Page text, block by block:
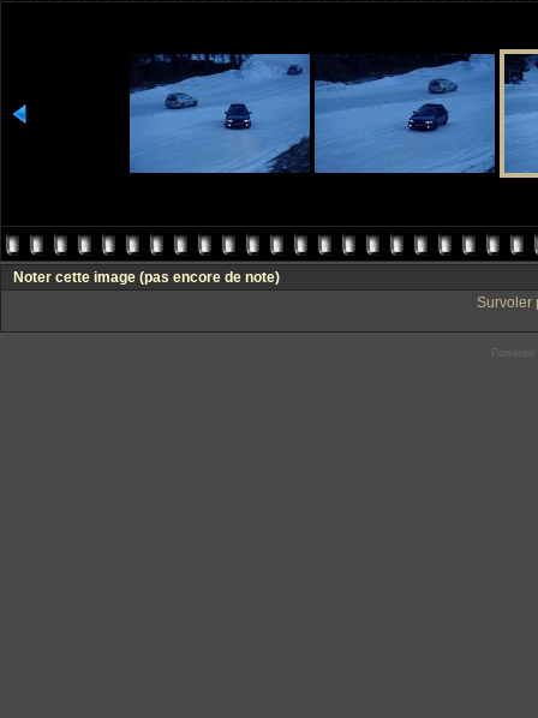
Noter cette image (pas encore de note)
Survoler